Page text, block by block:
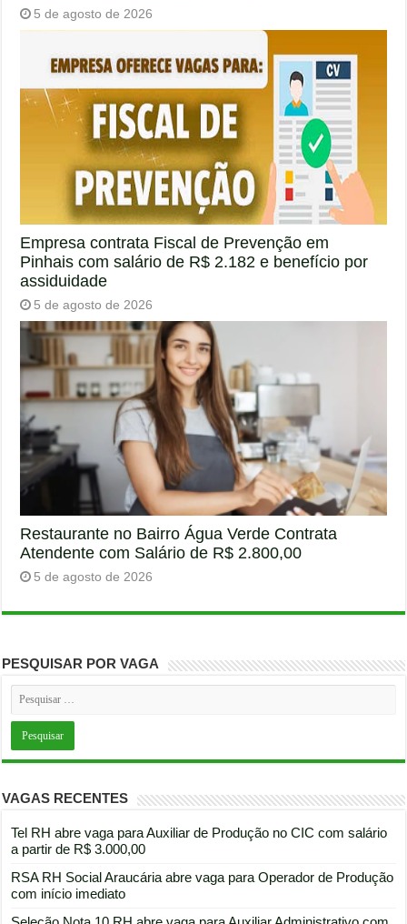
5 de agosto de 2026
Empresa contrata Fiscal de Prevenção em
Pinhais com salário de R$ 2.182 e benefício por
assiduidade
5 de agosto de 2026
Restaurante no Bairro Água Verde Contrata
Atendente com Salário de R$ 2.800,00
5 de agosto de 2026
PESQUISAR POR VAGA
VAGAS RECENTES
Tel RH abre vaga para Auxiliar de Produção no CIC com salário
a partir de R$ 3.000,00
RSA RH Social Araucária abre vaga para Operador de Produção
com início imediato